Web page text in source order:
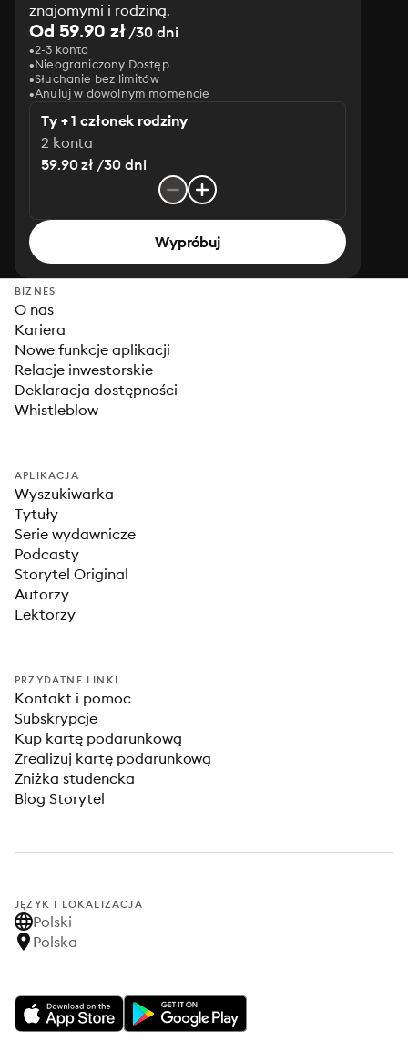
znajomymi i rodziną.
Od 59.90 zł/30 dni
2-3 konta
Nieograniczony Dostęp
Słuchanie bez limitów
Anuluj w dowolnym momencie
Ty + 1 członek rodziny
2 konta
59.90 zł /30 dni
Wypróbuj
BIZNES
O nas
Kariera
Nowe funkcje aplikacji
Relacje inwestorskie
Deklaracja dostępności
Whistleblow
APLIKACJA
Wyszukiwarka
Tytuły
Serie wydawnicze
Podcasty
Storytel Original
Autorzy
Lektorzy
PRZYDATNE LINKI
Kontakt i pomoc
Subskrypcje
Kup kartę podarunkową
Zrealizuj kartę podarunkową
Zniżka studencka
Blog Storytel
JĘZYK I LOKALIZACJA
Polski
Polska